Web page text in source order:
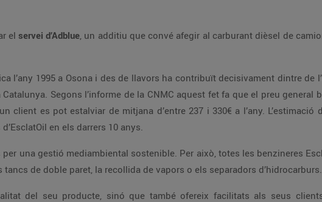
trobar el servei d’Adblue, un additiu que convé afegir al carburant dièsel de camions, furgonetes i cotxes d’alta
Grup ascendeix a més de
que poden haver realitzat els clients d’EsclatOil en els darrers 10 anys.
sistemes de respecte del medi ambient com són els tancs de doble paret, la recollida de vapors o els separadors d’hidrocarburs.